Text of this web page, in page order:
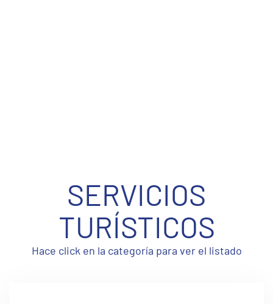
SERVICIOS
TURÍSTICOS
Hace click en la categoría para ver el listado